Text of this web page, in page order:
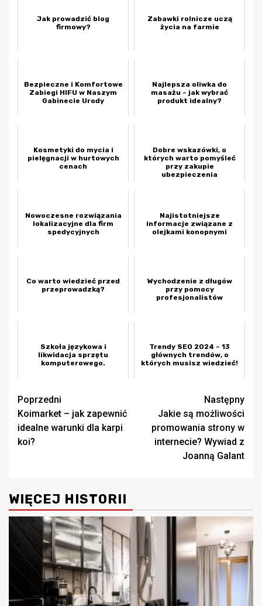
Jak prowadzić blog
firmowy?
Zabawki rolnicze uczą
życia na farmie
Bezpieczne i Komfortowe
Zabiegi HIFU w Naszym
Gabinecie Urody
Najlepsza oliwka do
masażu – jak wybrać
produkt idealny?
Kosmetyki do mycia i
pielęgnacji w hurtowych
cenach
Dobre wskazówki, o
których warto pomyśleć
przy zakupie
ubezpieczenia
Nowoczesne rozwiązania
lokalizacyjne dla firm
spedycyjnych
Najistotniejsze
informacje związane z
olejkami konopnymi
Co warto wiedzieć przed
przeprowadzką?
Wychodzenie z długów
przy pomocy
profesjonalistów
Szkoła językowa i
likwidacja sprzętu
komputerowego.
Trendy SEO 2024 – 13
głównych trendów, o
których musisz wiedzieć!
Zobacz
wpisy
Poprzedni
Koimarket – jak zapewnić
idealne warunki dla karpi
koi?
Następny
Jakie są możliwości
promowania strony w
internecie? Wywiad z
Joanną Galant
WIĘCEJ HISTORII